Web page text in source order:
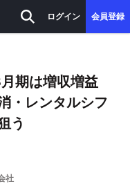
ログイン 会員登録
期は増収増益
・レンタルシフ
う
社